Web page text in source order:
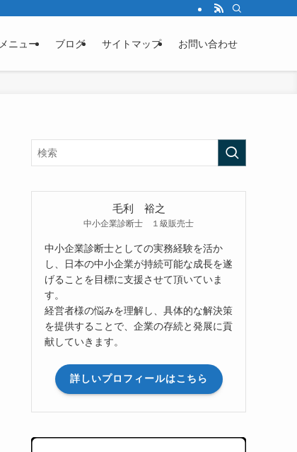
ニュー ブログ サイトマップ お問い合わせ
毛利 裕之
中小企業診断士 １級販売士
中小企業診断士としての実務経験を活か
し、日本の中小企業が持続可能な成長を遂
げることを目標に支援させて頂いていま
す。
経営者様の悩みを理解し、具体的な解決策
を提供することで、企業の存続と発展に貢
献していきます。
詳しいプロフィールはこちら